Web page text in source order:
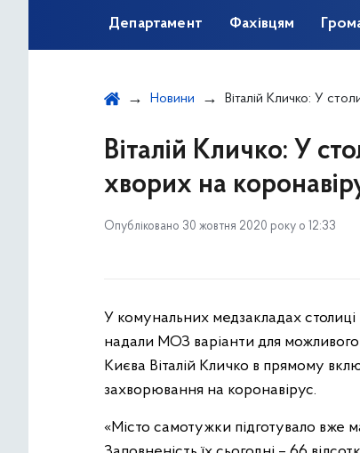
Департамент Фахівцям
Новини Віталій Кличко: У столиці підготували
Віталій Кличко: У
хворих на
Опубліковано 30 жовтня 2020 року о 12:33
У комунальних медзакладах столиці
надали МОЗ варіанти для
Києва Віталій Кличко в прямому
захворювання на коронавірус.
«Місто самотужки підготувало вже